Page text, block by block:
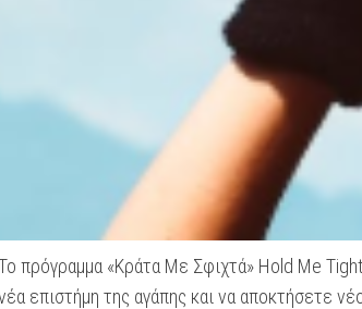
πρόγραμμα «Κράτα Με Σφιχτά» Hold Me
επιστήμη της αγάπης και να αποκτήσετε